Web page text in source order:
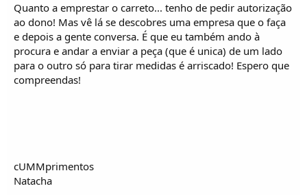
Quanto a emprestar o carreto... tenho de pedir autorização
ao dono! Mas vê lá se descobres uma empresa que o faça
e depois a gente conversa. É que eu também ando à
procura e andar a enviar a peça (que é unica) de um lado
para o outro só para tirar medidas é arriscado! Espero que
compreendas!
cUMMprimentos
Natacha